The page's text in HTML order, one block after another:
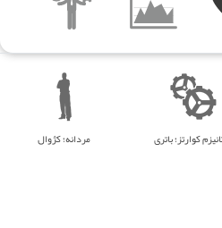
مردانه؛ کژوال کوارتز؛ باتری